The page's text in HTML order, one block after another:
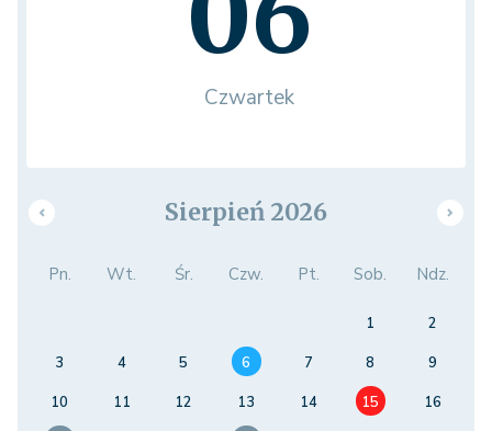
Czwartek
Sierpień 2026
Pn. Wt. Śr. Czw. Pt. Sob. Ndz.
1
2
3
4 5 6 7 8
9
10
11 12 13 14 15
16